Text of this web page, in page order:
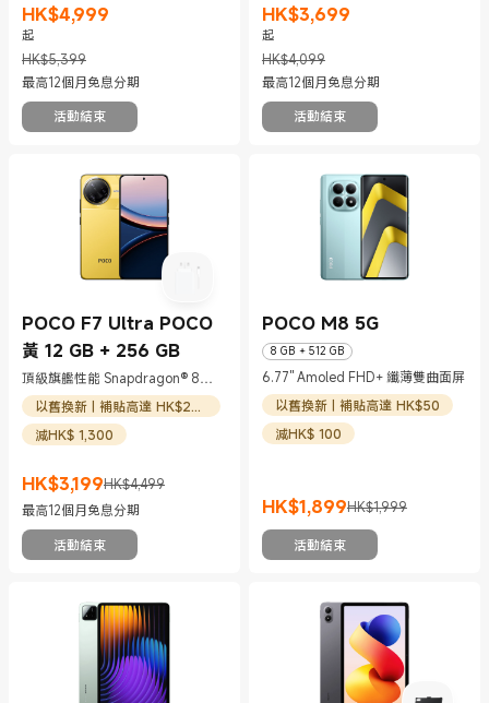
HK$4,999
現價 HK$4999
起
HK$5,399
市場價格 HK$5,399
最高12個月免息分期
活動結束
HK$3,699
現價 HK$3699
起
HK$4,099
市場價格 HK$4,099
最高12個月免息分期
活動結束
POCO F7 Ultra POCO
黃 12 GB + 256 GB
頂級旗艦性能 Snapdragon® 8
Elite
以舊換新 | 補貼高達 HK$200
減HK$ 1,300
HK$3,199
現價 HK$3199HK$4,499
市場價格 HK$4,499
最高12個月免息分期
活動結束
POCO M8 5G
8 GB + 512 GB
6.77'' Amoled FHD+ 纖薄雙曲面屏
以舊換新 | 補貼高達 HK$50
減HK$ 100
HK$1,899
現價 HK$1899HK$1,999
市場價格 HK$1,999
活動結束